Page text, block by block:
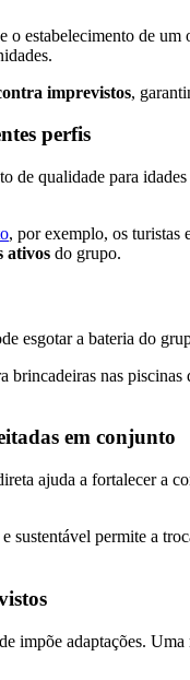
o estabelecimento de
imprevistos,
perfis
de qualidade para
, por exemplo, os turistas
ativos do grupo.
esgotar a bateria do
brincadeiras nas
em conjunto
ajuda a fortalecer
sustentável permite a
impõe adaptações.